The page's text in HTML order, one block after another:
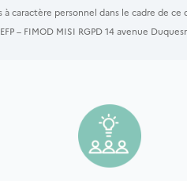
personnel dans le cadre de
– FIMOD MISI RGPD 14 avenue